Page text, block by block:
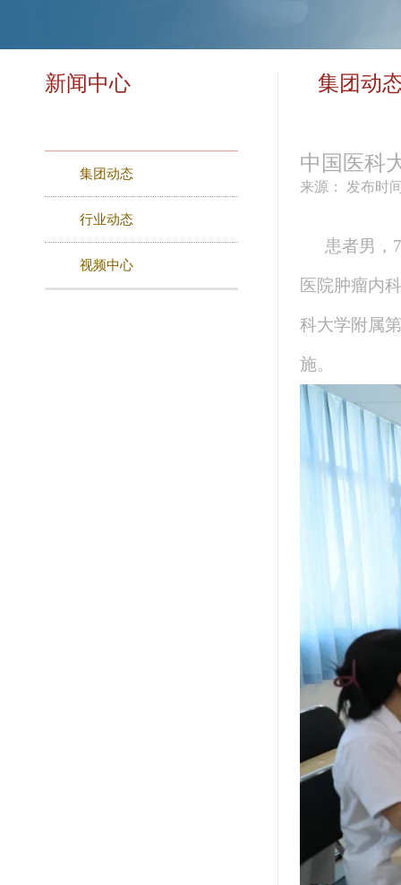
新闻中心
集团动态
行业动态
视频中心
集团动
中国医科
来源： 发布时
患者男，
医院肿瘤内
科大学附属
施。